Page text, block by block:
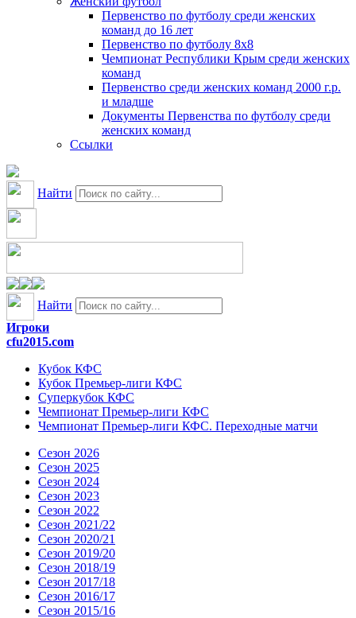
Первенство по футболу среди женских
команд до 16 лет
Первенство по футболу 8х8
Чемпионат Республики Крым среди женских
команд
Первенство среди женских команд 2000 г.р.
и младше
Документы Первенства по футболу среди
женских команд
Ссылки
Найти
Найти
Игроки
cfu2015.com
Кубок КФС
Кубок Премьер-лиги КФС
Суперкубок КФС
Чемпионат Премьер-лиги КФС
Чемпионат Премьер-лиги КФС. Переходные матчи
Сезон 2026
Сезон 2025
Сезон 2024
Сезон 2023
Сезон 2022
Сезон 2021/22
Сезон 2020/21
Сезон 2019/20
Сезон 2018/19
Сезон 2017/18
Сезон 2016/17
Сезон 2015/16